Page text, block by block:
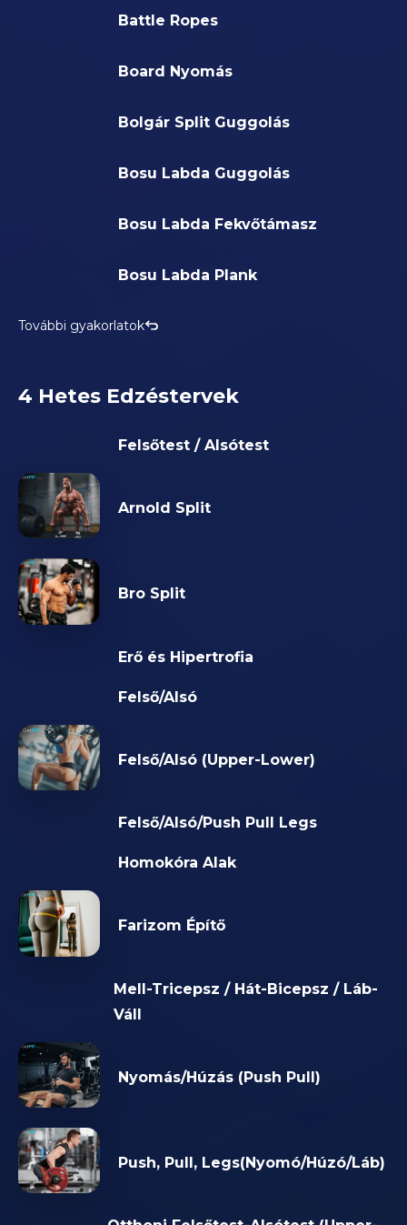
Battle Ropes
Board Nyomás
Bolgár Split Guggolás
Bosu Labda Guggolás
Bosu Labda Fekvőtámasz
Bosu Labda Plank
További gyakorlatok
4 Hetes Edzéstervek
Felsőtest / Alsótest
Arnold Split
Bro Split
Erő és Hipertrofia
Felső/Alsó
Felső/Alsó (Upper-Lower)
Felső/Alsó/Push Pull Legs
Homokóra Alak
Farizom Építő
Mell-Tricepsz / Hát-Bicepsz / Láb-
Váll
Nyomás/Húzás (Push Pull)
Push, Pull, Legs(Nyomó/Húzó/Láb)